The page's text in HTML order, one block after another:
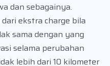
dan sebagainya.
ekstra charge bila
sama dengan yang
selama perubahan
lebih dari 10 kilometer